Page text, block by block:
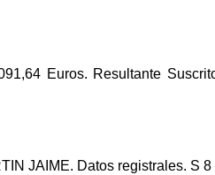
Euros. Resultante
JAIME. Datos registrales. S 8